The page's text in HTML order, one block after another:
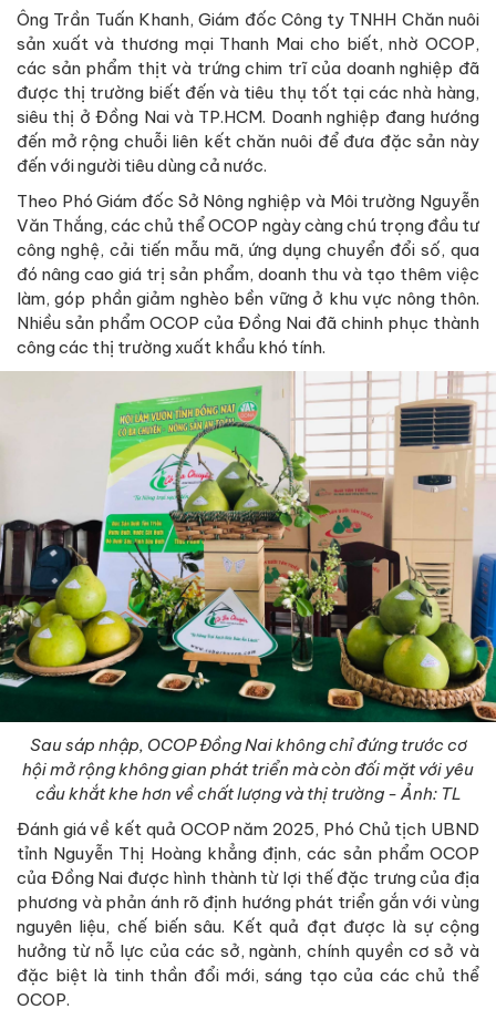
Ông Trần Tuấn Khanh, Giám đốc Công ty TNHH Chăn nuôi
sản xuất và thương mại Thanh Mai cho biết, nhờ OCOP,
các sản phẩm thịt và trứng chim trĩ của doanh nghiệp đã
được thị trường biết đến và tiêu thụ tốt tại các nhà hàng,
siêu thị ở Đồng Nai và TP.HCM. Doanh nghiệp đang hướng
đến mở rộng chuỗi liên kết chăn nuôi để đưa đặc sản này
đến với người tiêu dùng cả nước.
Theo Phó Giám đốc Sở Nông nghiệp và Môi trường Nguyễn
Văn Thắng, các chủ thể OCOP ngày càng chú trọng đầu tư
công nghệ, cải tiến mẫu mã, ứng dụng chuyển đổi số, qua
đó nâng cao giá trị sản phẩm, doanh thu và tạo thêm việc
làm, góp phần giảm nghèo bền vững ở khu vực nông thôn.
Nhiều sản phẩm OCOP của Đồng Nai đã chinh phục thành
công các thị trường xuất khẩu khó tính.
Sau sáp nhập, OCOP Đồng Nai không chỉ đứng trước cơ
hội mở rộng không gian phát triển mà còn đối mặt với yêu
cầu khắt khe hơn về chất lượng và thị trường - Ảnh: TL
Đánh giá về kết quả OCOP năm 2025, Phó Chủ tịch UBND
tỉnh Nguyễn Thị Hoàng khẳng định, các sản phẩm OCOP
của Đồng Nai được hình thành từ lợi thế đặc trưng của địa
phương và phản ánh rõ định hướng phát triển gắn với vùng
nguyên liệu, chế biến sâu. Kết quả đạt được là sự cộng
hưởng từ nỗ lực của các sở, ngành, chính quyền cơ sở và
đặc biệt là tinh thần đổi mới, sáng tạo của các chủ thể
OCOP.